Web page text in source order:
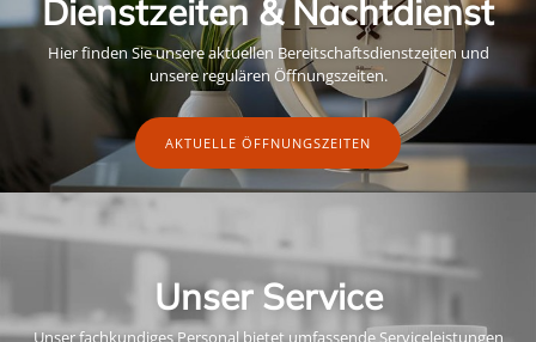
Dienstzeiten & Nachtdienst
Hier finden Sie unsere aktuellen Bereitschaftsdienstzeiten und
unsere regulären Öffnungszeiten.
AKTUELLE ÖFFNUNGSZEITEN
Unser Service
Unser fachkundiges Personal bietet umfassende Serviceleistungen